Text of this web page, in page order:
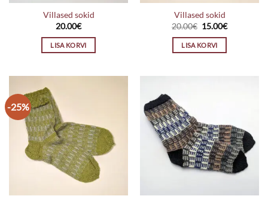
Villased sokid
20.00€
LISA KORVI
Villased sokid
20.00€ Algne
oli:
20.00€.
15.00€Praegune
LISA KORVI
-25%